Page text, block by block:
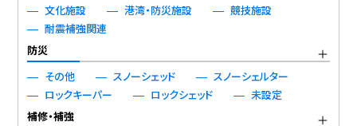
文化施設
港湾・防災施設
競技施設
耐震補強関連
防災
その他
スノーシェッド
スノーシェルター
ロックキーパー
ロックシェッド
未設定
補修・補強